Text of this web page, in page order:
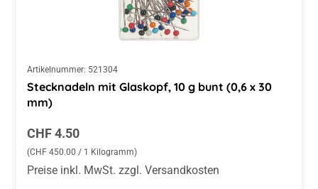
Artikelnummer: 521304
Stecknadeln mit Glaskopf, 10 g bunt (0,6 x 30
mm)
Regulärer Preis:
CHF 4.50
(CHF 450.00 / 1 Kilogramm)
Preise inkl. MwSt. zzgl. Versandkosten